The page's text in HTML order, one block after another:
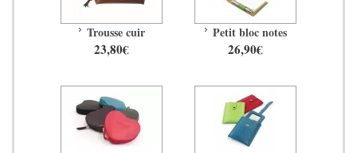
Trousse cuir
23,80€
Petit bloc notes
26,90€